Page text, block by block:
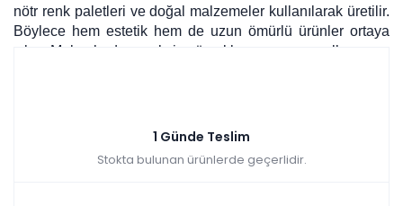
nötr renk paletleri ve doğal malzemeler kullanılarak üretilir.
Böylece hem estetik hem de uzun ömürlü ürünler ortaya
çıkar. Mekanlarda gereksiz görsel karmaşayı engeller.
Minimalist Ev Dekorasyonu Nasıl Yapılır?
1 Günde Teslim
Stokta bulunan ürünlerde geçerlidir.